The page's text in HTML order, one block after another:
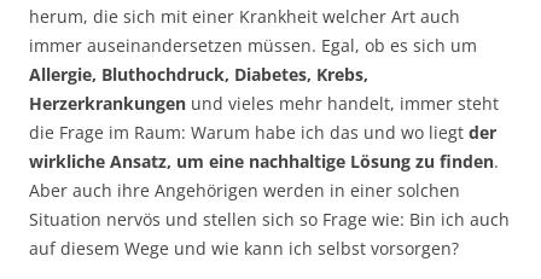
herum, die sich mit einer Krankheit welcher Art auch
immer auseinandersetzen müssen. Egal, ob es sich um
Allergie, Bluthochdruck, Diabetes, Krebs,
Herzerkrankungen und vieles mehr handelt, immer steht
die Frage im Raum: Warum habe ich das und wo liegt der
wirkliche Ansatz, um eine nachhaltige Lösung zu finden.
Aber auch ihre Angehörigen werden in einer solchen
Situation nervös und stellen sich so Frage wie: Bin ich auch
auf diesem Wege und wie kann ich selbst vorsorgen?